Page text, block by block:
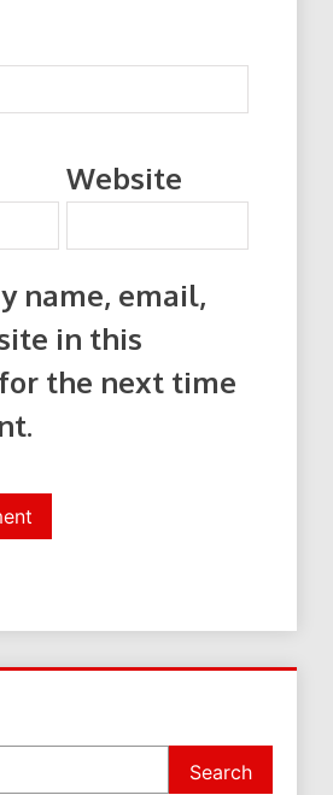
Website
name, email,
in this
the next time
Search